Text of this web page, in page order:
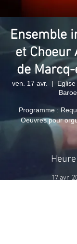
Ensemble
et Choeur
de
ven. 17 avr.
  |
Programme :
Oeuvres pour
17 avr.